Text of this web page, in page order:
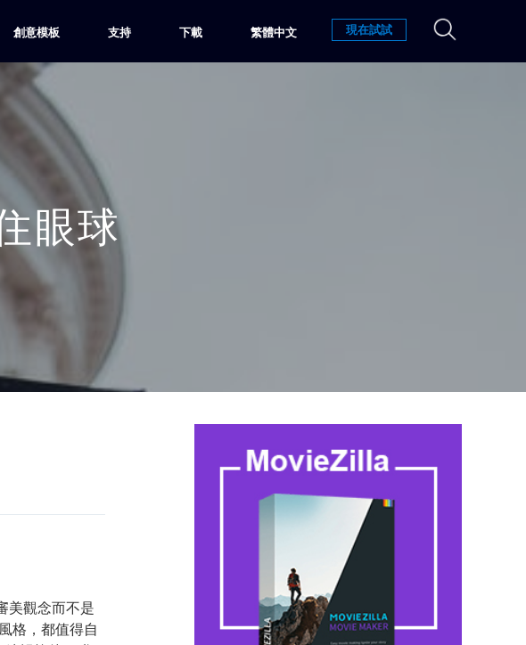
創意模板 支持 下載 繁體中文 現在試試
眼球
美觀念而不是
格，都值得自